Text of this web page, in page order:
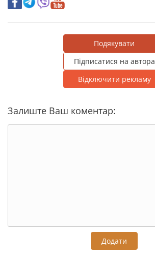
Подякувати
Підписатися на автора
Відключити рекламу
Залиште Ваш коментар:
Додати